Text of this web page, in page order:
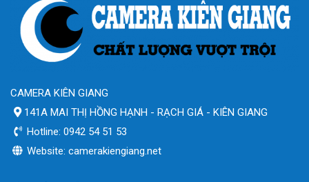
CAMERA KIÊN GIANG
141A MAI THỊ HỒNG HẠNH - RẠCH GIÁ - KIÊN GIANG
Hotline: 0942 54 51 53
Website: camerakiengiang.net